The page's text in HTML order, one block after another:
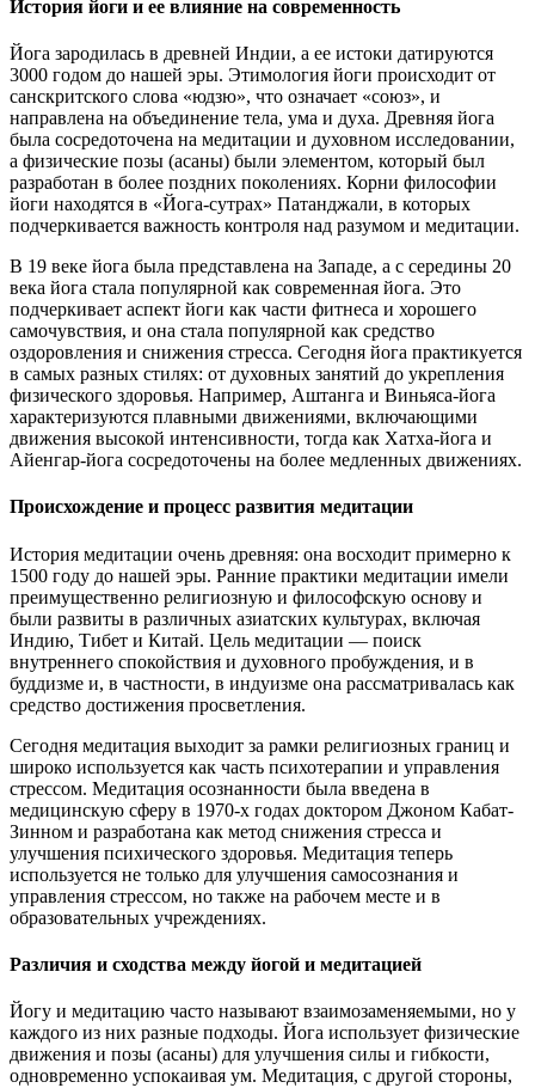
История йоги и ее влияние на современность
Йога зародилась в древней Индии, а ее истоки датируются
3000 годом до нашей эры. Этимология йоги происходит от
санскритского слова «юдзю», что означает «союз», и
направлена ​​на объединение тела, ума и духа. Древняя йога
была сосредоточена на медитации и духовном исследовании,
а физические позы (асаны) были элементом, который был
разработан в более поздних поколениях. Корни философии
йоги находятся в «Йога-сутрах» Патанджали, в которых
подчеркивается важность контроля над разумом и медитации.
В 19 веке йога была представлена ​​на Западе, а с середины 20
века йога стала популярной как современная йога. Это
подчеркивает аспект йоги как части фитнеса и хорошего
самочувствия, и она стала популярной как средство
оздоровления и снижения стресса. Сегодня йога практикуется
в самых разных стилях: от духовных занятий до укрепления
физического здоровья. Например, Аштанга и Виньяса-йога
характеризуются плавными движениями, включающими
движения высокой интенсивности, тогда как Хатха-йога и
Айенгар-йога сосредоточены на более медленных движениях.
Происхождение и процесс развития медитации
История медитации очень древняя: она восходит примерно к
1500 году до нашей эры. Ранние практики медитации имели
преимущественно религиозную и философскую основу и
были развиты в различных азиатских культурах, включая
Индию, Тибет и Китай. Цель медитации — поиск
внутреннего спокойствия и духовного пробуждения, и в
буддизме и, в частности, в индуизме она рассматривалась как
средство достижения просветления.
Сегодня медитация выходит за рамки религиозных границ и
широко используется как часть психотерапии и управления
стрессом. Медитация осознанности была введена в
медицинскую сферу в 1970-х годах доктором Джоном Кабат-
Зинном и разработана как метод снижения стресса и
улучшения психического здоровья. Медитация теперь
используется не только для улучшения самосознания и
управления стрессом, но также на рабочем месте и в
образовательных учреждениях.
Различия и сходства между йогой и медитацией
Йогу и медитацию часто называют взаимозаменяемыми, но у
каждого из них разные подходы. Йога использует физические
движения и позы (асаны) для улучшения силы и гибкости,
одновременно успокаивая ум. Медитация, с другой стороны,